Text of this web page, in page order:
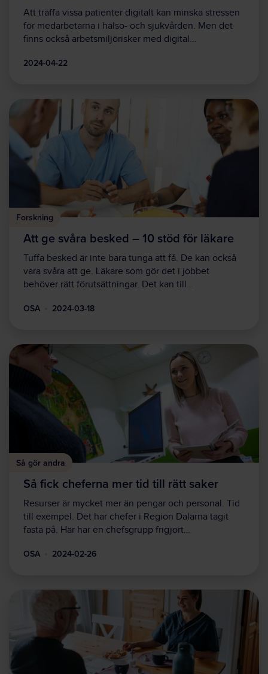
Att träffa vissa patienter digitalt kan minska stressen
för medarbetarna i hälso- och sjukvården. Men det
finns också arbetsmiljörisker med digital…
2024-04-22
Forskning
Att ge svåra besked – 10 stöd för läkare
Tuffa besked är inte bara tunga att få. De kan också
vara svåra att ge. Läkare som gör det i jobbet
behöver rätt förutsättningar. Det kan till…
OSA 2024-03-18
Så gör andra
Så fick cheferna mer tid till rätt saker
Resurser är mycket mer än pengar och personal. Tid
till exempel. Det har chefer i Region Dalarna tagit
fasta på. Här har en chefsgrupp frigjort…
OSA 2024-02-26